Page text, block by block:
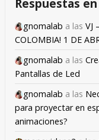
Respuestas
gnomalab a las VJ
COLOMBIA! 1 DE
gnomalab a las
Pantallas de Led
gnomalab a las
para proyectar en
animaciones?